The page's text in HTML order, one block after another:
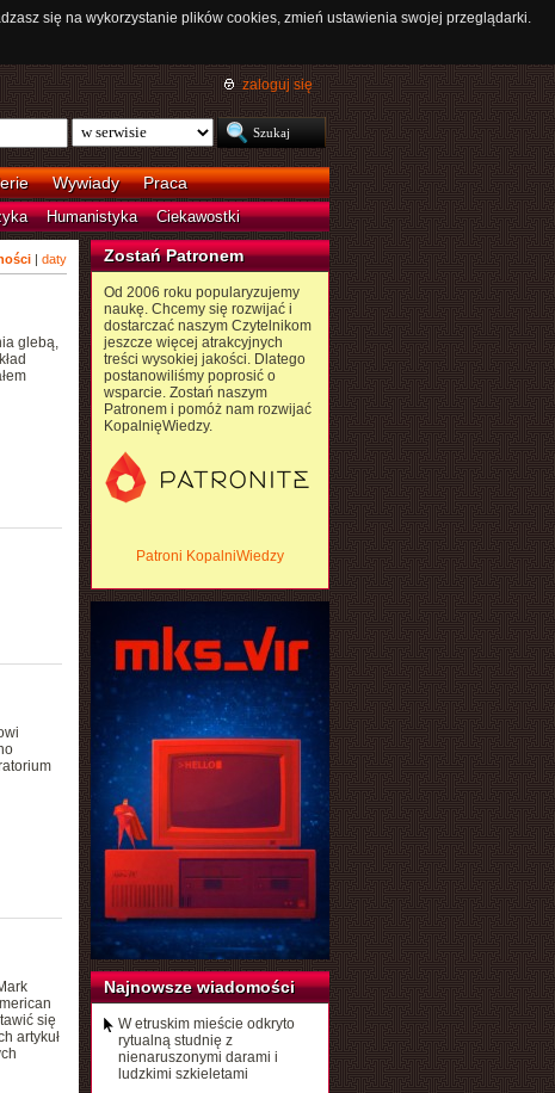
się na wykorzystanie plików cookies, zmień ustawienia swojej przeglądarki.
zaloguj się
Wywiady Praca
Humanistyka Ciekawostki
| daty
glebą,
się
artykuł
Zostań Patronem
Od 2006 roku popularyzujemy
naukę. Chcemy się rozwijać i
dostarczać naszym Czytelnikom
jeszcze więcej atrakcyjnych
treści wysokiej jakości. Dlatego
postanowiliśmy poprosić o
wsparcie. Zostań naszym
Patronem i pomóż nam rozwijać
KopalnięWiedzy.
Patroni KopalniWiedzy
Najnowsze wiadomości
W etruskim mieście odkryto
rytualną studnię z
nienaruszonymi darami i
ludzkimi szkieletami